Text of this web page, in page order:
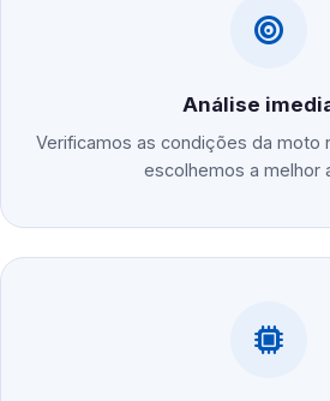
Análise
Verificamos as condições da moto
escolhemos a melhor